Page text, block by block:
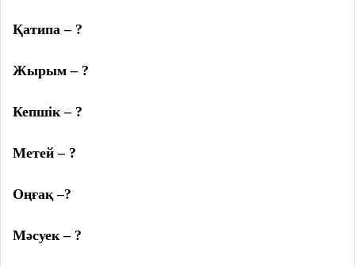
Қатипа – ?
Жырым – ?
Кепшік – ?
Метей – ?
Оңғақ –?
Мәсуек – ?